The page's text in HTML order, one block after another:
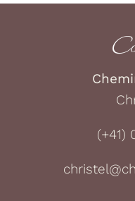
(+41)